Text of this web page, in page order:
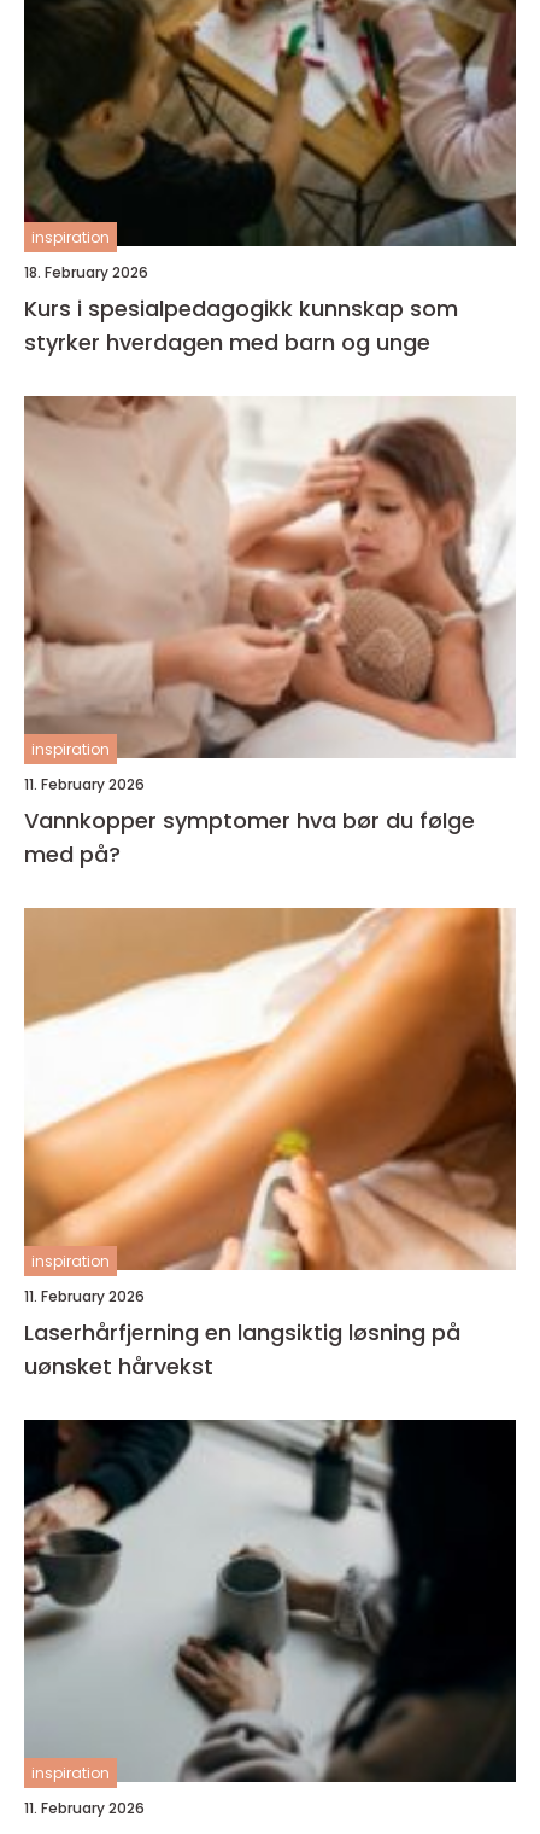
inspiration
18. February 2026
Kurs i spesialpedagogikk kunnskap som
styrker hverdagen med barn og unge
inspiration
11. February 2026
Vannkopper symptomer hva bør du følge
med på?
inspiration
11. February 2026
Laserhårfjerning en langsiktig løsning på
uønsket hårvekst
inspiration
11. February 2026